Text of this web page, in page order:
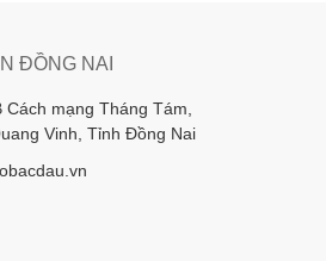
ĐỒNG NAI
Cách mạng Tháng Tám,
Vinh, Tỉnh Đồng Nai